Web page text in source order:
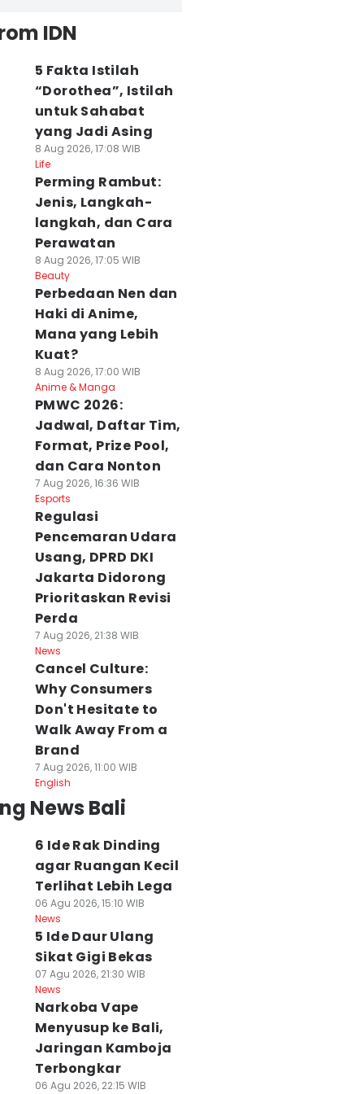
IDN
5 Fakta Istilah
“Dorothea”, Istilah
untuk Sahabat
yang Jadi Asing
8 Aug 2026, 17:08 WIB
Life
Perming Rambut:
Jenis, Langkah-
langkah, dan Cara
Perawatan
8 Aug 2026, 17:05 WIB
Beauty
Perbedaan Nen dan
Haki di Anime,
Mana yang Lebih
Kuat?
8 Aug 2026, 17:00 WIB
Anime & Manga
PMWC 2026:
Jadwal, Daftar Tim,
Format, Prize Pool,
dan Cara Nonton
7 Aug 2026, 16:36 WIB
Esports
Regulasi
Pencemaran Udara
Usang, DPRD DKI
Jakarta Didorong
Prioritaskan Revisi
Perda
7 Aug 2026, 21:38 WIB
News
Cancel Culture:
Why Consumers
Don't Hesitate to
Walk Away From a
Brand
7 Aug 2026, 11:00 WIB
English
News Bali
6 Ide Rak Dinding
agar Ruangan Kecil
Terlihat Lebih Lega
06 Agu 2026, 15:10 WIB
News
5 Ide Daur Ulang
Sikat Gigi Bekas
07 Agu 2026, 21:30 WIB
News
Narkoba Vape
Menyusup ke Bali,
Jaringan Kamboja
Terbongkar
06 Agu 2026, 22:15 WIB